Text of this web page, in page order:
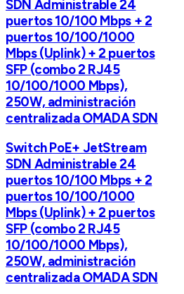
SDN Administrable 24
puertos 10/100 Mbps + 2
puertos 10/100/1000
Mbps (Uplink) + 2 puertos
SFP (combo 2 RJ45
10/100/1000 Mbps),
250W, administración
centralizada OMADA SDN
Switch PoE+ JetStream
SDN Administrable 24
puertos 10/100 Mbps + 2
puertos 10/100/1000
Mbps (Uplink) + 2 puertos
SFP (combo 2 RJ45
10/100/1000 Mbps),
250W, administración
centralizada OMADA SDN